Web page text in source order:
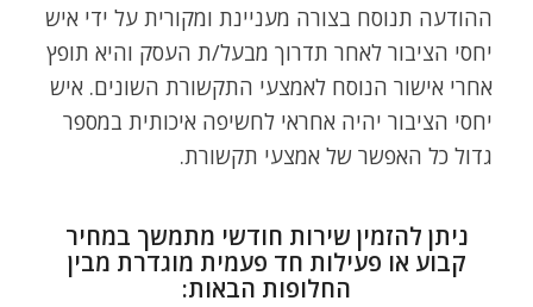
ההודעה תנוסח בצורה מעניינת ומקורית על ידי איש
יחסי הציבור לאחר תדרוך מבעל/ת העסק והיא תופץ
אחרי אישור הנוסח לאמצעי התקשורת השונים. איש
יחסי הציבור יהיה אחראי לחשיפה איכותית במספר
גדול כל האפשר של אמצעי תקשורת.
ניתן להזמין שירות חודשי מתמשך במחיר
קבוע או פעילות חד פעמית מוגדרת מבין
החלופות הבאות: